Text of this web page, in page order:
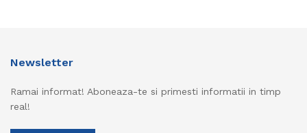
Newsletter
Ramai informat! Aboneaza-te si primesti informatii in timp
real!